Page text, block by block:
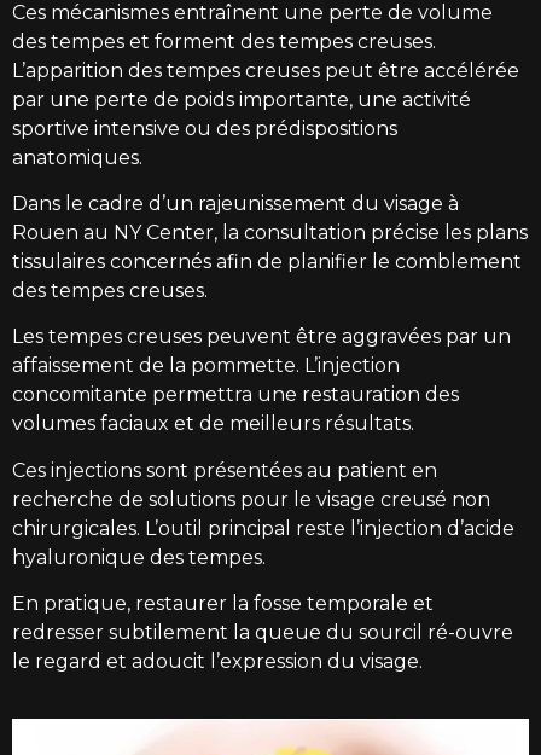
Ces mécanismes entraînent une perte de volume
des tempes et forment des tempes creuses.
L’apparition des tempes creuses peut être accélérée
par une perte de poids importante, une activité
sportive intensive ou des prédispositions
anatomiques.
Dans le cadre d’un rajeunissement du visage à
Rouen au NY Center, la consultation précise les plans
tissulaires concernés afin de planifier le comblement
des tempes creuses.
Les tempes creuses peuvent être aggravées par un
affaissement de la pommette. L’injection
concomitante permettra une restauration des
volumes faciaux et de meilleurs résultats.
Ces injections sont présentées au patient en
recherche de solutions pour le visage creusé non
chirurgicales. L’outil principal reste l’injection d’acide
hyaluronique des tempes.
En pratique, restaurer la fosse temporale et
redresser subtilement la queue du sourcil ré-ouvre
le regard et adoucit l’expression du visage.